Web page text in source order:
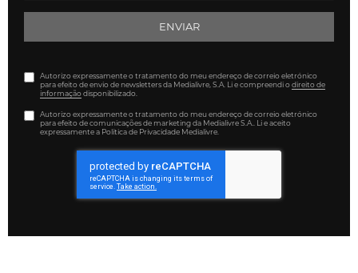
ENVIAR
Autorizo expressamente o tratamento do meu endereço de correio eletrónico
para efeito de envio de newsletters da Medialivre, S.A. Li e compreendi odireito de
informaçãodisponibilizado.
Autorizo expressamente o tratamento do meu endereço de correio eletrónico
para efeito de comunicações de marketing da Medialivre S.A.. Li e aceito
expressamente a Política de Privacidade Medialivre.